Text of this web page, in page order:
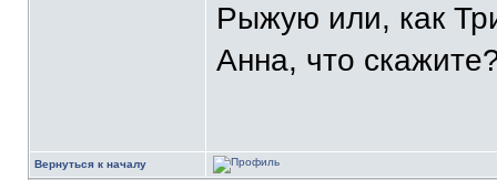
Рыжую или, как
Анна, что
Вернуться к началу